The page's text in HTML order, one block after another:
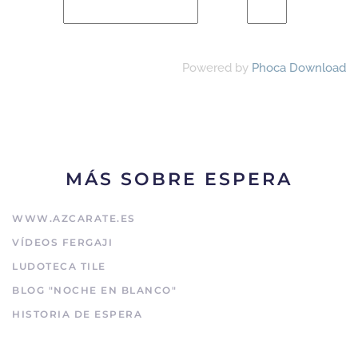
Powered by Phoca Download
MÁS SOBRE ESPERA
WWW.AZCARATE.ES
VÍDEOS FERGAJI
LUDOTECA TILE
BLOG "NOCHE EN BLANCO"
HISTORIA DE ESPERA